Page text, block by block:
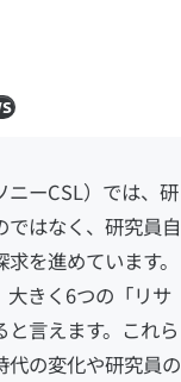
ニーCSL）では、研
はなく、研究員自
を進めています。
大きく6つの「リサ
言えます。これら
代の変化や研究員の